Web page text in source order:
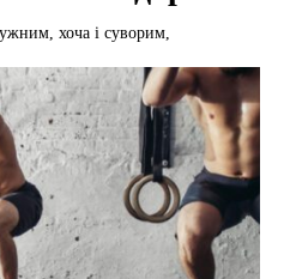
хоча і суворим,